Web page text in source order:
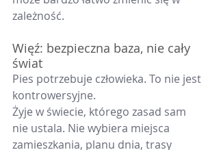
zależność.
Więź: bezpieczna baza, nie cały
świat
Pies potrzebuje człowieka. To nie jest
kontrowersyjne.
Żyje w świecie, którego zasad sam
nie ustala. Nie wybiera miejsca
zamieszkania, planu dnia, trasy